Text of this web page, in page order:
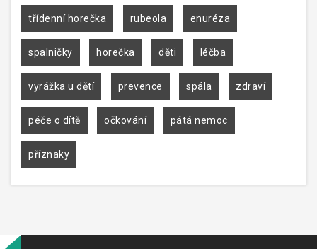
třídenní horečka rubeola enuréza
spalničky horečka děti léčba
vyrážka u dětí prevence spála zdraví
péče o dítě očkování pátá nemoc
příznaky